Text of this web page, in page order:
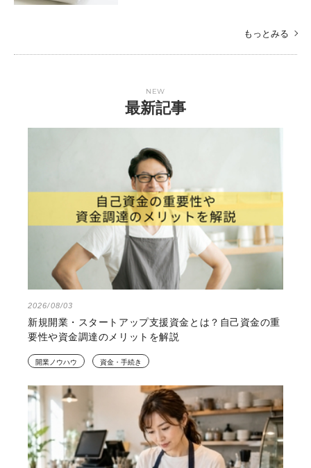
もっとみる
NEW
最新記事
2026/08/03
新規開業・スタートアップ支援資金とは？自己資金の重
要性や資金調達のメリットを解説
開業ノウハウ 資金・手続き